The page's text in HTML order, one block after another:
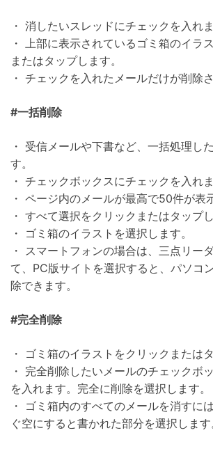
・ 消したいスレッドにチェックを入れま
・ 上部に表示されているゴミ箱のイラ
またはタップします。
・ チェックを入れたメールだけが削除さ
#一括削除
・ 受信メールや下書など、一括処理し
す。
・ チェックボックスにチェックを入れま
・ ページ内のメールが最高で50件が表
・ すべて選択をクリックまたはタップし
・ ゴミ箱のイラストを選択します。
・ スマートフォンの場合は、三点リー
て、PC版サイトを選択すると、パソコ
除できます。
#完全削除
・ ゴミ箱のイラストをクリックまたは
・ 完全削除したいメールのチェックボ
を入れます。完全に削除を選択します。
・ ゴミ箱内のすべてのメールを消すに
ぐ空にすると書かれた部分を選択します